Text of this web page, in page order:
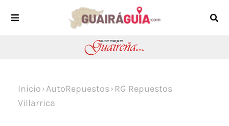
Inicio AutoRepuestos RG Repuestos
Villarrica